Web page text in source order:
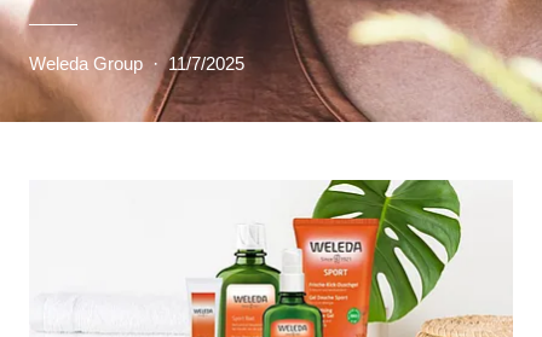
Weleda Group · 11/7/2025